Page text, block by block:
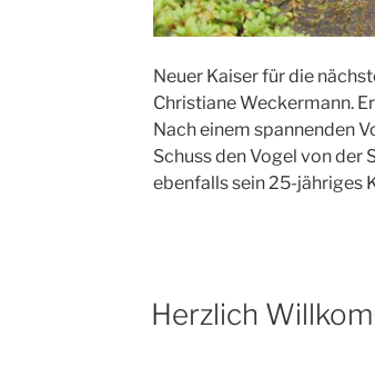
Neuer Kaiser für die
Christiane Weckermann.
Nach einem spannenden
Schuss den Vogel von der
ebenfalls sein 25-jähriges
Herzlich